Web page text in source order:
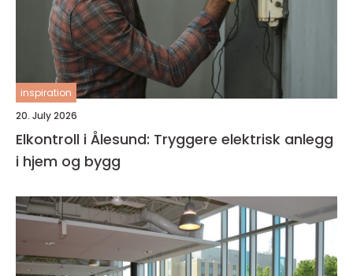
inspiration
20. July 2026
Elkontroll i Ålesund: Tryggere elektrisk anlegg
i hjem og bygg